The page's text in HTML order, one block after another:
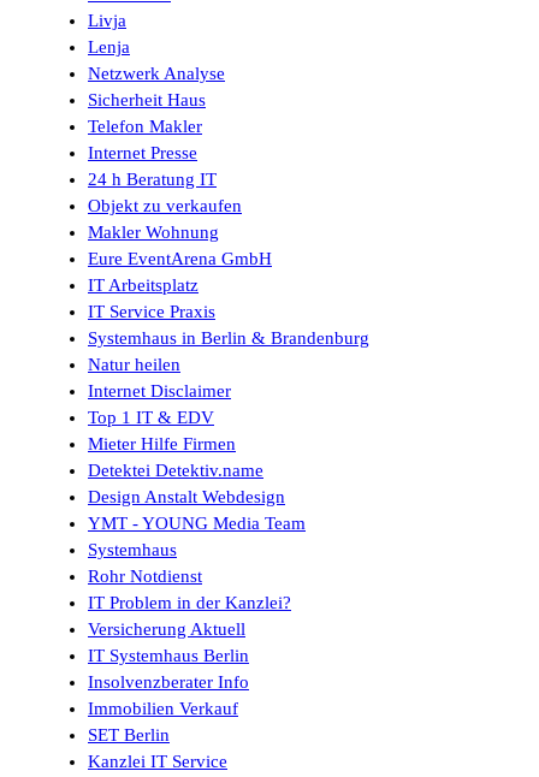
Livja
Lenja
Netzwerk Analyse
Sicherheit Haus
Telefon Makler
Internet Presse
24 h Beratung IT
Objekt zu verkaufen
Makler Wohnung
Eure EventArena GmbH
IT Arbeitsplatz
IT Service Praxis
Systemhaus in Berlin & Brandenburg
Natur heilen
Internet Disclaimer
Top 1 IT & EDV
Mieter Hilfe Firmen
Detektei Detektiv.name
Design Anstalt Webdesign
YMT - YOUNG Media Team
Systemhaus
Rohr Notdienst
IT Problem in der Kanzlei?
Versicherung Aktuell
IT Systemhaus Berlin
Insolvenzberater Info
Immobilien Verkauf
SET Berlin
Kanzlei IT Service